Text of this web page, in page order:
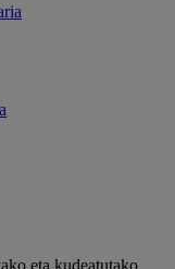
eta kudeatutako